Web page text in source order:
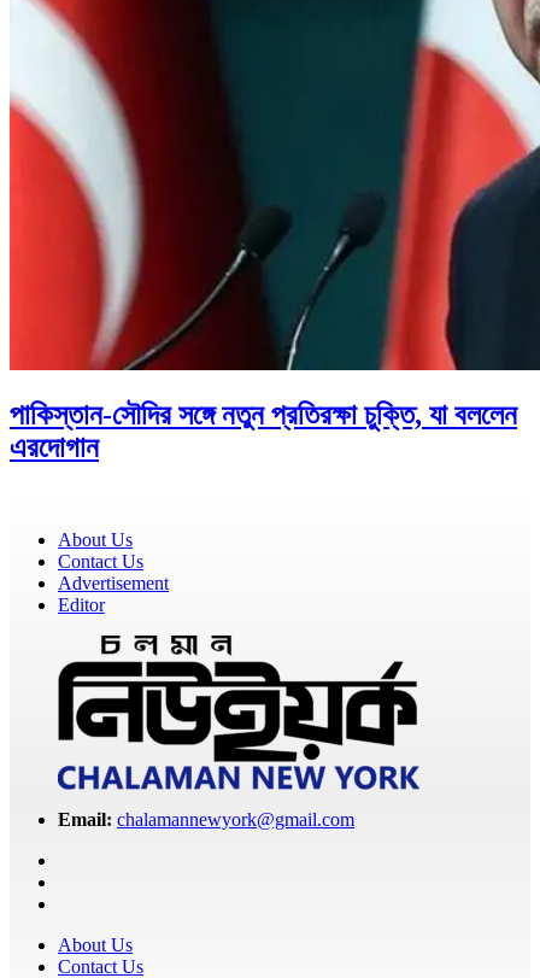
পাকিস্তান-সৌদির সঙ্গে নতুন প্রতিরক্ষা চুক্তি, যা বললেন
এরদোগান
About Us
Contact Us
Advertisement
Editor
Email: chalamannewyork@gmail.com
About Us
Contact Us